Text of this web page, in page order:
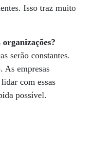
Isso traz muito
serão constantes.
As empresas
com essas
possível.